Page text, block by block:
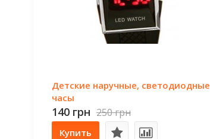
Детские наручные, светодиодные
часы
140 грн 250 грн
Купить